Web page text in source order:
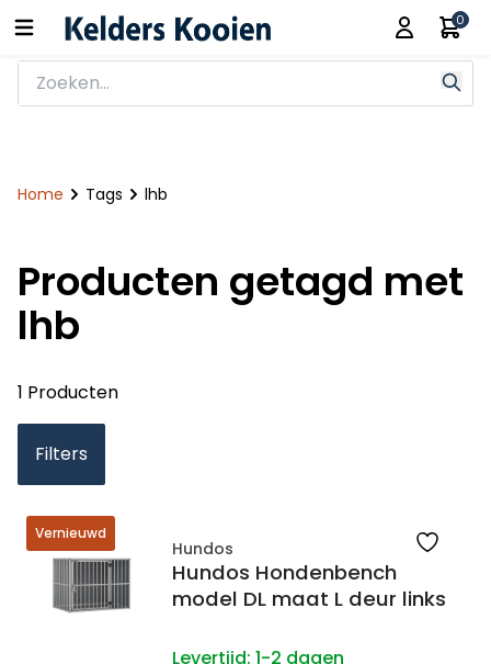
0
Home Tags lhb
Producten getagd met
lhb
1 Producten
Filters
Vernieuwd
Hundos
Hundos Hondenbench
model DL maat L deur links
Levertijd: 1-2 dagen